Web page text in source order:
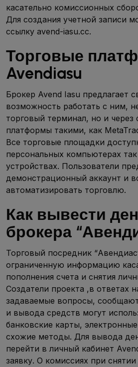
касательно комиссионных
Для создания учетной записи
ссылку avend-iasu.cc.
Торговые
Avendiasu
Брокер Avend Iasu предлагает
возможность работать с ним,
торговый терминал, но и через
платформы такими, как
Все торговые площадки
персональных компьютерах
устройствах. Пользователи
демонстрационный аккаунт и
автоматизировать торговлю.
Как вывести
брокера
Торговый посредник
ограниченную информацию
пополнения счета и снятия
Создатели проекта ,в ответах
задаваемые вопросы,
и вывода средств могут
банковские карты,
схожие методы. Для вывода
перейти в личный кабинет
заявку. О комиссиях при